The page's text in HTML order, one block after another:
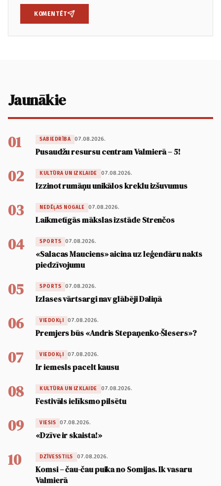
KOMENTĒT
Jaunākie
01 SABIEDRĪBA 07.08.2026.
Pusaudžu resursu centram Valmierā – 5!
02 KULTŪRA UN IZKLAIDE 07.08.2026.
Izzinot rumāņu unikālos kreklu izšuvumus
03 NEDĒĻAS NOGALE 07.08.2026.
Laikmetīgās mākslas izstāde Strenčos
04 SPORTS 07.08.2026.
«Salacas Mauciens» aicina uz leģendāru nakts
piedzīvojumu
05 SPORTS 07.08.2026.
Izlases vārtsargi nav glābēji Daliņā
06 VIEDOKĻI 07.08.2026.
Premjers būs «Andris Stepaņenko-Šlesers»?
07 VIEDOKĻI 07.08.2026.
Ir iemesls pacelt kausu
08 KULTŪRA UN IZKLAIDE 07.08.2026.
Festivāls ielīksmo pilsētu
09 VIESIS 07.08.2026.
«Dzīve ir skaista!»
10 DZĪVESSTILS 07.08.2026.
Komsi – čau-čau puika no Somijas. Ik vasaru
Valmierā